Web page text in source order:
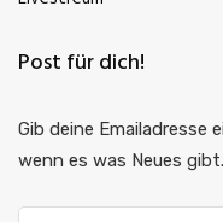
Post für dich!
Gib deine Emailadresse
wenn es was Neues gibt.